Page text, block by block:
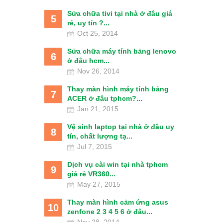
5
Sửa chữa tivi tại nhà ở đâu giá
rẻ, uy tín ?...
Oct 25, 2014
6
Sửa chữa máy tính bảng lenovo
ở đâu hcm...
Nov 26, 2014
7
Thay màn hình máy tính bảng
ACER ở đâu tphcm?...
Jan 21, 2015
8
Vệ sinh laptop tại nhà ở đâu uy
tín, chất lượng tạ...
Jul 7, 2015
9
Dịch vụ cài win tại nhà tphcm
giá rẻ VR360...
May 27, 2015
10
Thay màn hình cảm ứng asus
zenfone 2 3 4 5 6 ở đâu...